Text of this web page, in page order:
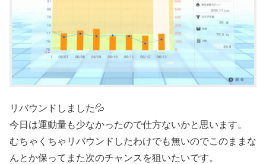
リバウンドしました💦
今日は運動量も少なかったので仕方ないかと思います。
むちゃくちゃリバウンドしたわけでも無いのでこのままな
んとか保ってまた次のチャンスを狙いたいです。